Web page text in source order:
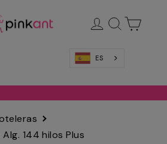
Ingresar
Buscar
ES
144 hilos Plus